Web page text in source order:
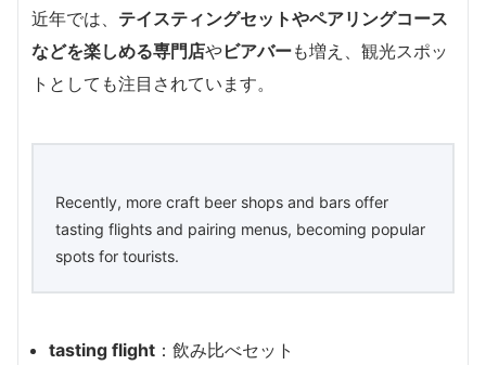
近年では、 テイスティングセットやペアリングコース
などを楽しめる専門店やビアバーも増え、観光スポッ
トとしても注目されています。
Recently, more craft beer shops and bars offer
tasting flights and pairing menus, becoming popular
spots for tourists.
tasting flight ：飲み比べセット